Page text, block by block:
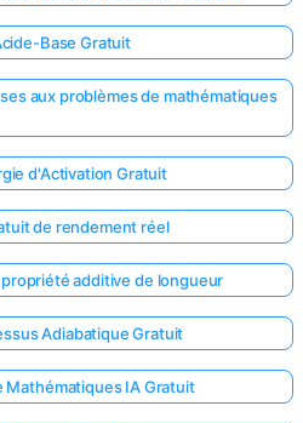
Base Gratuit
aux problèmes de mathématiques
d'Activation Gratuit
de rendement réel
additive de longueur
Adiabatique Gratuit
Mathématiques IA Gratuit